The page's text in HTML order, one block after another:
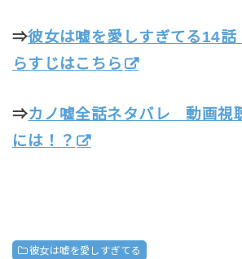
⇒彼女は嘘を愛しすぎてる14
らすじはこちら
⇒カノ嘘全話ネタバレ 動画視
には！？
彼女は嘘を愛しすぎてる